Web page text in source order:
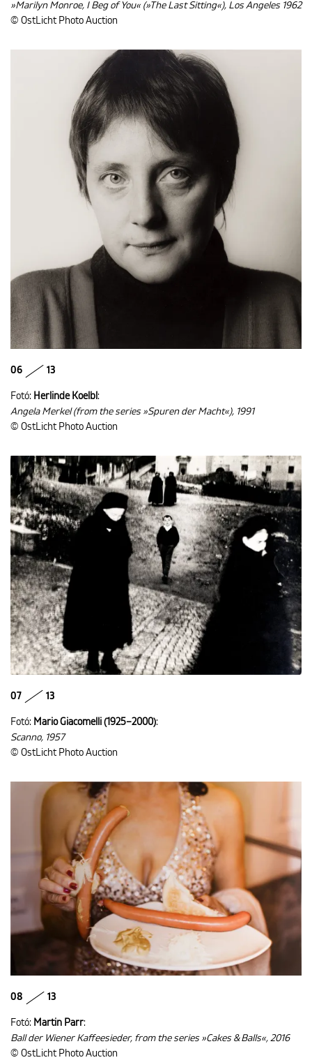
»Marilyn Monroe, I Beg of You« (»The Last Sitting«), Los Angeles 1962
© OstLicht Photo Auction
06 13
Fotó: Herlinde Koelbl :
Angela Merkel (from the series »Spuren der Macht«), 1991
© OstLicht Photo Auction
07 13
Fotó: Mario Giacomelli (1925–2000):
Scanno, 1957
© OstLicht Photo Auction
08 13
Fotó: Martin Parr:
Ball der Wiener Kaffeesieder, from the series »Cakes & Balls«, 2016
© OstLicht Photo Auction